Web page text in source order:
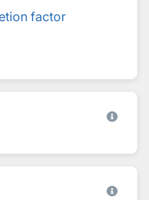
factor